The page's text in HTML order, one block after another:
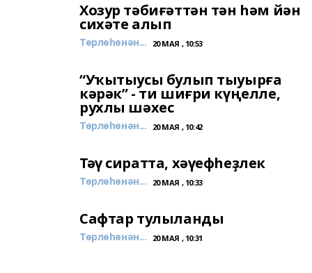
Хозур тәбиғәттән тән һәм йән
сихәте алып
Төрлөһөнән... 20 МАЯ , 10:53
“Уҡытыусы булып тыуырға
кәрәк” - ти шиғри күңелле,
рухлы шәхес
Төрлөһөнән... 20 МАЯ , 10:42
Тәү сиратта, хәүефһеҙлек
Төрлөһөнән... 20 МАЯ , 10:33
Сафтар тулыланды
Төрлөһөнән... 20 МАЯ , 10:31